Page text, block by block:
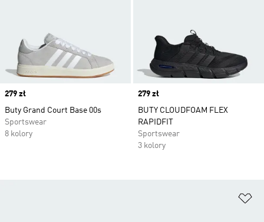
Price
279 zł
Buty Grand Court Base 00s
Sportswear
8 kolory
Price
279 zł
BUTY CLOUDFOAM FLEX
RAPIDFIT
Sportswear
3 kolory